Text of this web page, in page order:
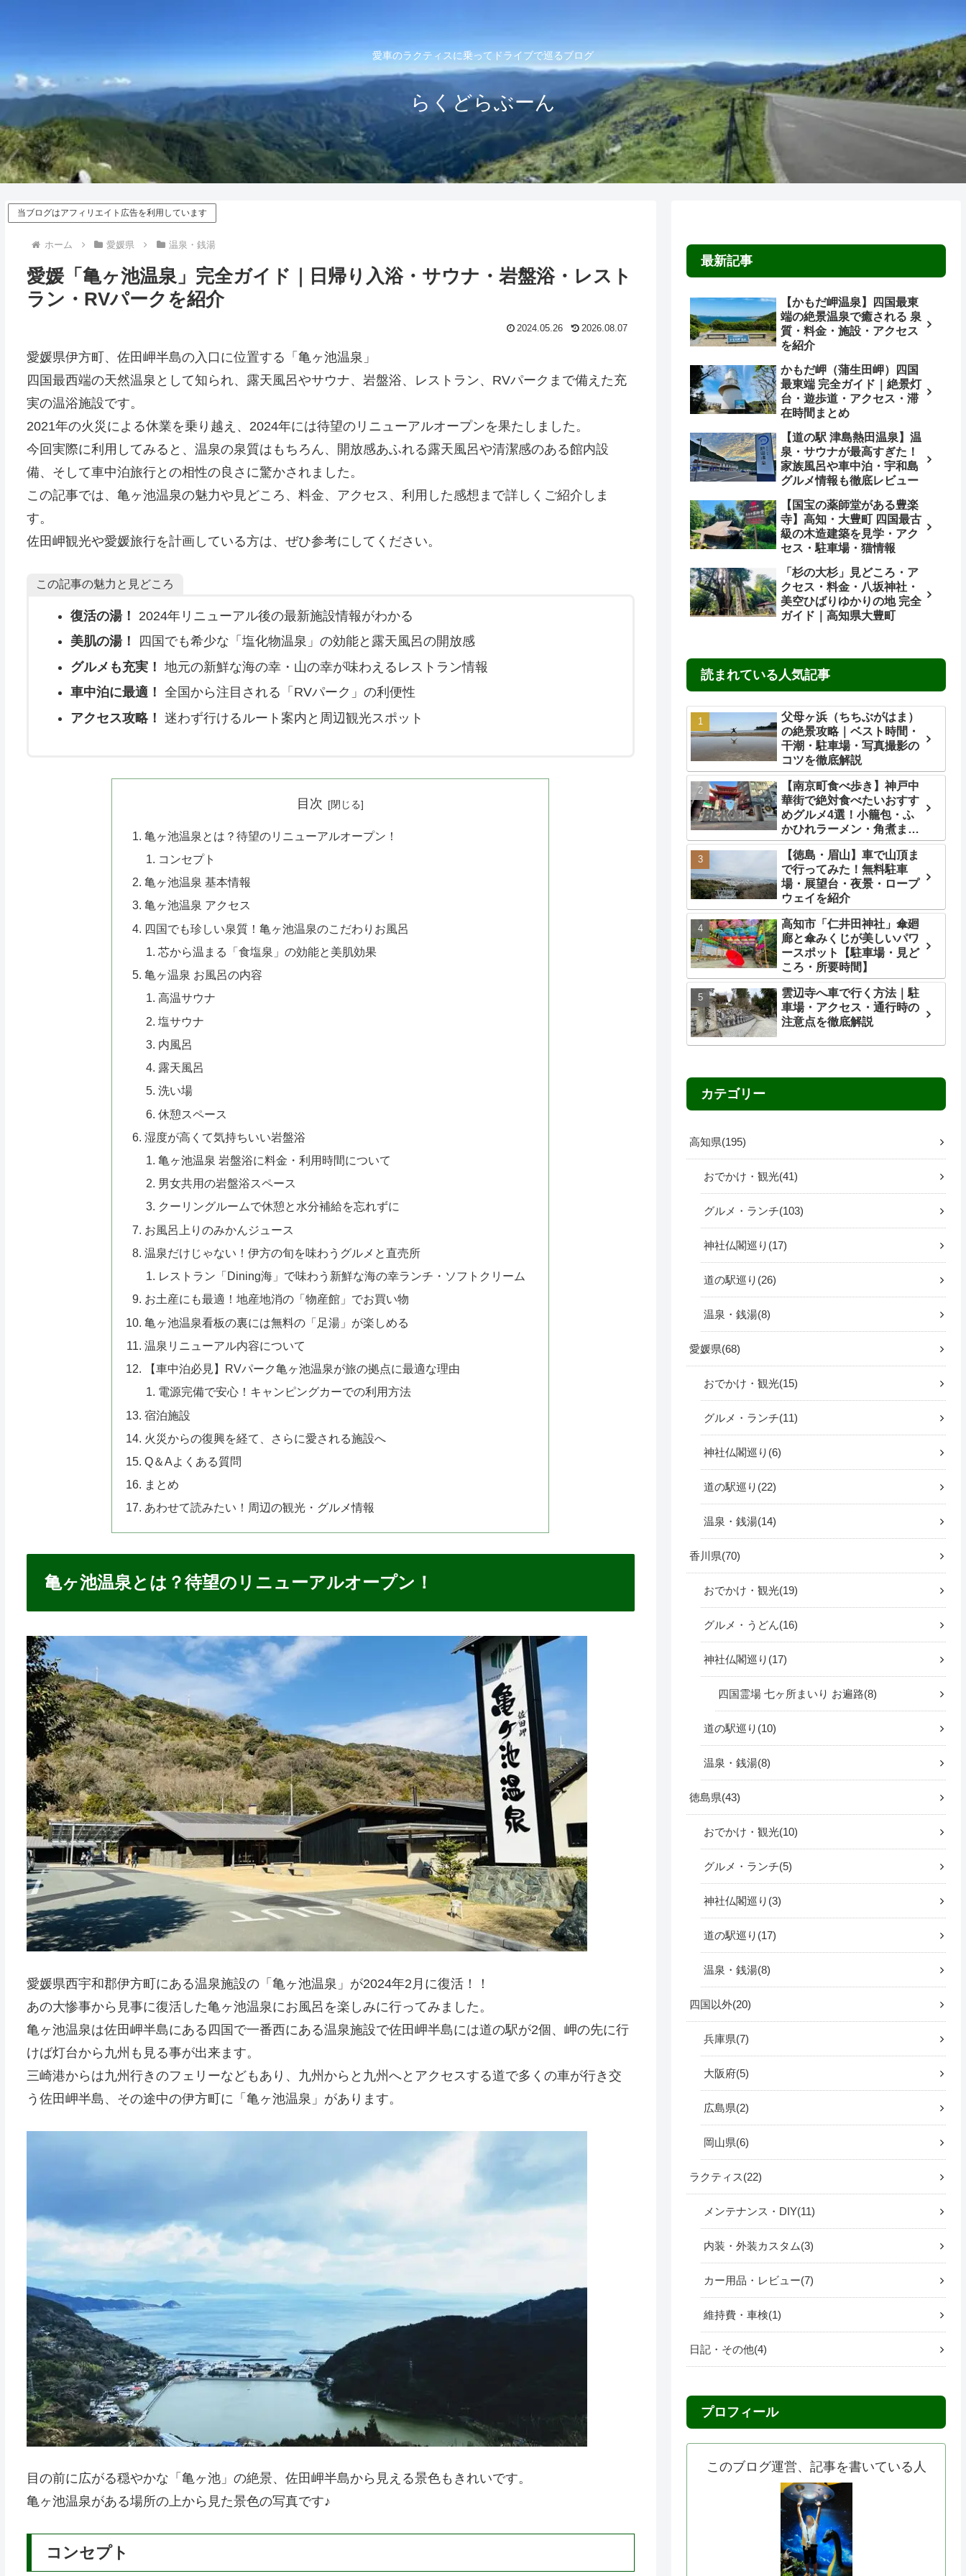
愛車のラクティスに乗ってドライブで巡るブログ
らくどらぶーん
当ブログはアフィリエイト広告を利用しています
ホーム 愛媛県 温泉・銭湯
愛媛「亀ヶ池温泉」完全ガイド｜日帰り入浴・サウナ・岩盤浴・レスト
ラン・RVパークを紹介
2024.05.26 2026.08.07
愛媛県伊方町、佐田岬半島の入口に位置する「亀ヶ池温泉」
四国最西端の天然温泉として知られ、露天風呂やサウナ、岩盤浴、レストラン、RVパークまで備えた充
実の温浴施設です。
2021年の火災による休業を乗り越え、2024年には待望のリニューアルオープンを果たしました。
今回実際に利用してみると、温泉の泉質はもちろん、開放感あふれる露天風呂や清潔感のある館内設
備、そして車中泊旅行との相性の良さに驚かされました。
この記事では、亀ヶ池温泉の魅力や見どころ、料金、アクセス、利用した感想まで詳しくご紹介しま
す。
佐田岬観光や愛媛旅行を計画している方は、ぜひ参考にしてください。
この記事の魅力と見どころ
復活の湯！
2024年リニューアル後の最新施設情報がわかる
美肌の湯！
四国でも希少な「塩化物温泉」の効能と露天風呂の開放感
グルメも充実！ 地元の新鮮な海の幸・山の幸が味わえるレストラン情報
車中泊に最適！ 全国から注目される「RVパーク」の利便性
アクセス攻略！ 迷わず行けるルート案内と周辺観光スポット
目次
亀ヶ池温泉とは？待望のリニューアルオープン！
コンセプト
亀ヶ池温泉 基本情報
亀ヶ池温泉 アクセス
四国でも珍しい泉質！亀ヶ池温泉のこだわりお風呂
芯から温まる「食塩泉」の効能と美肌効果
亀ヶ温泉 お風呂の内容
高温サウナ
塩サウナ
内風呂
露天風呂
洗い場
休憩スペース
湿度が高くて気持ちいい岩盤浴
亀ヶ池温泉 岩盤浴に料金・利用時間について
男女共用の岩盤浴スペース
クーリングルームで休憩と水分補給を忘れずに
お風呂上りのみかんジュース
温泉だけじゃない！伊方の旬を味わうグルメと直売所
レストラン「Dining海」で味わう新鮮な海の幸ランチ・ソフトクリーム
お土産にも最適！地産地消の「物産館」でお買い物
亀ヶ池温泉看板の裏には無料の「足湯」が楽しめる
温泉リニューアル内容について
【車中泊必見】RVパーク亀ヶ池温泉が旅の拠点に最適な理由
電源完備で安心！キャンピングカーでの利用方法
宿泊施設
火災からの復興を経て、さらに愛される施設へ
Q＆Aよくある質問
まとめ
あわせて読みたい！周辺の観光・グルメ情報
亀ヶ池温泉とは？待望のリニューアルオープン！
愛媛県西宇和郡伊方町にある温泉施設の「亀ヶ池温泉」が2024年2月に復活！！
あの大惨事から見事に復活した亀ヶ池温泉にお風呂を楽しみに行ってみました。
亀ヶ池温泉は佐田岬半島にある四国で一番西にある温泉施設で佐田岬半島には道の駅が2個、岬の先に行
けば灯台から九州も見る事が出来ます。
三崎港からは九州行きのフェリーなどもあり、九州からと九州へとアクセスする道で多くの車が行き交
う佐田岬半島、その途中の伊方町に「亀ヶ池温泉」があります。
最新記事
【かもだ岬温泉】四国最東
端の絶景温泉で癒される 泉
質・料金・施設・アクセス
を紹介
かもだ岬（蒲生田岬）四国
最東端 完全ガイド｜絶景灯
台・遊歩道・アクセス・滞
在時間まとめ
【道の駅 津島熱田温泉】温
泉・サウナが最高すぎた！
家族風呂や車中泊・宇和島
グルメ情報も徹底レビュー
【国宝の薬師堂がある豊楽
寺】高知・大豊町 四国最古
級の木造建築を見学・アク
セス・駐車場・猫情報
「杉の大杉」見どころ・ア
クセス・料金・八坂神社・
美空ひばりゆかりの地 完全
ガイド｜高知県大豊町
読まれている人気記事
父母ヶ浜（ちちぶがはま）
の絶景攻略｜ベスト時間・
干潮・駐車場・写真撮影の
コツを徹底解説
【南京町食べ歩き】神戸中
華街で絶対食べたいおすす
めグルメ4選！小籠包・ふ
かひれラーメン・角煮ま
ん・ごま団子を実食レビュ
ー
【徳島・眉山】車で山頂ま
で行ってみた！無料駐車
場・展望台・夜景・ロープ
ウェイを紹介
高知市「仁井田神社」傘廻
廊と傘みくじが美しいパワ
ースポット【駐車場・見ど
ころ・所要時間】
雲辺寺へ車で行く方法｜駐
車場・アクセス・通行時の
注意点を徹底解説
カテゴリー
高知県 195
おでかけ・観光 41
グルメ・ランチ 103
神社仏閣巡り 17
道の駅巡り 26
温泉・銭湯 8
愛媛県 68
おでかけ・観光 15
グルメ・ランチ 11
神社仏閣巡り 6
道の駅巡り 22
温泉・銭湯 14
香川県 70
おでかけ・観光 19
グルメ・うどん 16
神社仏閣巡り 17
四国霊場 七ヶ所まいり お遍路 8
道の駅巡り 10
温泉・銭湯 8
徳島県 43
おでかけ・観光 10
グルメ・ランチ 5
神社仏閣巡り 3
道の駅巡り 17
温泉・銭湯 8
四国以外 20
兵庫県 7
大阪府 5
広島県 2
岡山県 6
ラクティス 22
メンテナンス・DIY 11
内装・外装カスタム 3
カー用品・レビュー 7
維持費・車検 1
日記・その他 4
プロフィール
このブログ運営、記事を書いている人